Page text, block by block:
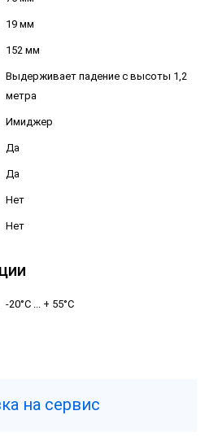
19 мм
152 мм
Выдерживает падение с высоты 1,2
метра
Имиджер
Да
Да
Нет
Нет
-20°C ... + 55°C
на сервис